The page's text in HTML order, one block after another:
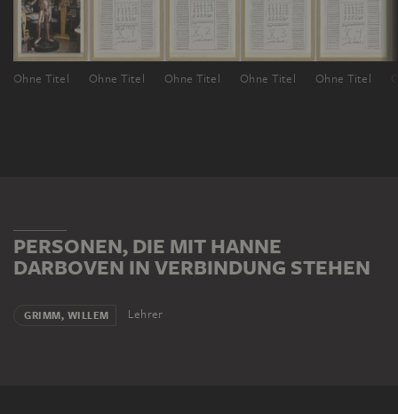
Ohne Titel Ohne Titel Ohne Titel Ohne Titel Ohne Titel
PERSONEN, DIE MIT HANNE
DARBOVEN IN VERBINDUNG STEHEN
GRIMM, WILLEM Lehrer